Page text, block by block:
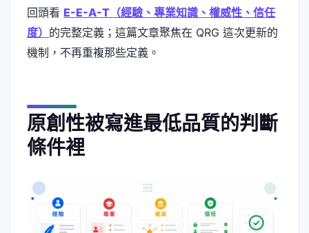
回頭看 E-E-A-T（經驗、專業知識、權威性、信任
度） 的完整定義；這篇文章聚焦在 QRG 這次更新的
機制，不再重複那些定義。
原創性被寫進最低品質的判斷
條件裡